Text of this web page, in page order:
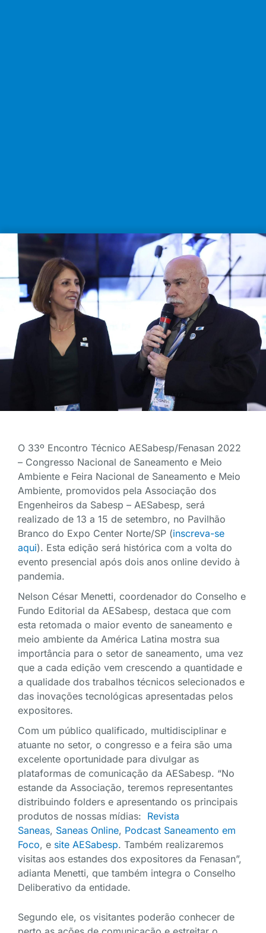
O 33º Encontro Técnico AESabesp/Fenasan 2022
– Congresso Nacional de Saneamento e Meio
Ambiente e Feira Nacional de Saneamento e Meio
Ambiente, promovidos pela Associação dos
Engenheiros da Sabesp – AESabesp, será
realizado de 13 a 15 de setembro, no Pavilhão
Branco do Expo Center Norte/SP (inscreva-se
aqui). Esta edição será histórica com a volta do
evento presencial após dois anos online devido à
pandemia.
Nelson César Menetti, coordenador do Conselho e
Fundo Editorial da AESabesp, destaca que com
esta retomada o maior evento de saneamento e
meio ambiente da América Latina mostra sua
importância para o setor de saneamento, uma vez
que a cada edição vem crescendo a quantidade e
a qualidade dos trabalhos técnicos selecionados e
das inovações tecnológicas apresentadas pelos
expositores.
Com um público qualificado, multidisciplinar e
atuante no setor, o congresso e a feira são uma
excelente oportunidade para divulgar as
plataformas de comunicação da AESabesp. “No
estande da Associação, teremos representantes
distribuindo folders e apresentando os principais
produtos de nossas mídias: Revista
Saneas, Saneas Online, Podcast Saneamento em
Foco, e site AESabesp. Também realizaremos
visitas aos estandes dos expositores da Fenasan”,
adianta Menetti, que também integra o Conselho
Deliberativo da entidade.
Segundo ele, os visitantes poderão conhecer de